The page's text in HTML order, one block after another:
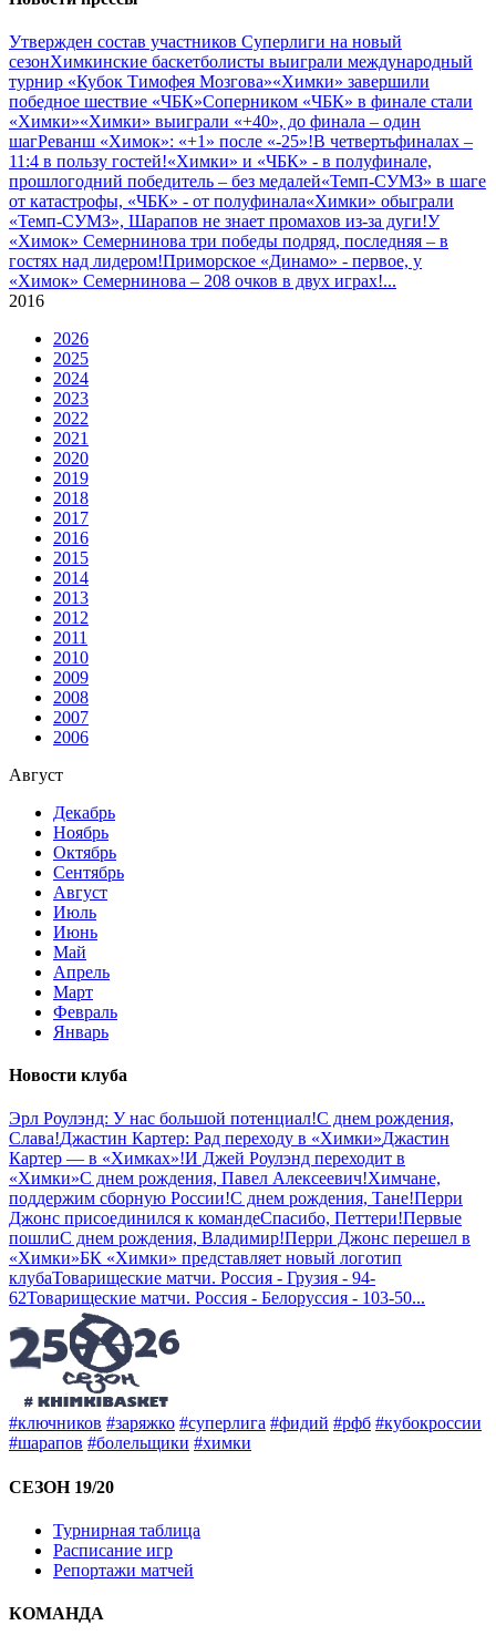
Утвержден состав участников Cуперлиги на новый
сезонХимкинские баскетболисты выиграли международный
турнир «Кубок Тимофея Мозгова»«Химки» завершили
победное шествие «ЧБК»Соперником «ЧБК» в финале стали
«Химки»«Химки» выиграли «+40», до финала – один
шагРеванш «Химок»: «+1» после «-25»!В четвертьфиналах –
11:4 в пользу гостей!«Химки» и «ЧБК» - в полуфинале,
прошлогодний победитель – без медалей«Темп-СУМЗ» в шаге
от катастрофы, «ЧБК» - от полуфинала«Химки» обыграли
«Темп-СУМЗ», Шарапов не знает промахов из-за дуги!У
«Химок» Семернинова три победы подряд, последняя – в
гостях над лидером!Приморское «Динамо» - первое, у
«Химок» Семернинова – 208 очков в двух играх!...
2016
2026
2025
2024
2023
2022
2021
2020
2019
2018
2017
2016
2015
2014
2013
2012
2011
2010
2009
2008
2007
2006
Август
Декабрь
Ноябрь
Октябрь
Сентябрь
Август
Июль
Июнь
Май
Апрель
Март
Февраль
Январь
Новости клуба
Эрл Роулэнд: У нас большой потенциал!С днем рождения,
Слава!Джастин Картер: Рад переходу в «Химки»Джастин
Картер — в «Химках»!И Джей Роулэнд переходит в
«Химки»С днем рождения, Павел Алексеевич!Химчане,
поддержим сборную России!С днем рождения, Тане!Перри
Джонс присоединился к командеСпасибо, Петтери!Первые
пошлиС днем рождения, Владимир!Перри Джонс перешел в
«Химки»БК «Химки» представляет новый логотип
клубаТоварищеские матчи. Россия - Грузия - 94-
62Товарищеские матчи. Россия - Белоруссия - 103-50...
#ключников #заряжко #суперлига #фидий #рфб #кубокроссии
#шарапов #болельщики #химки
СЕЗОН 19/20
Турнирная таблица
Расписание игр
Репортажи матчей
КОМАНДА